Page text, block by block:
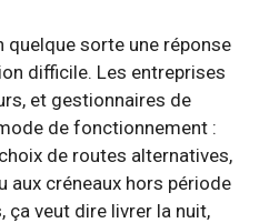
quelque sorte une réponse
difficile. Les entreprises
et gestionnaires de
de fonctionnement :
de routes alternatives,
aux créneaux hors période
ça veut dire livrer la nuit,